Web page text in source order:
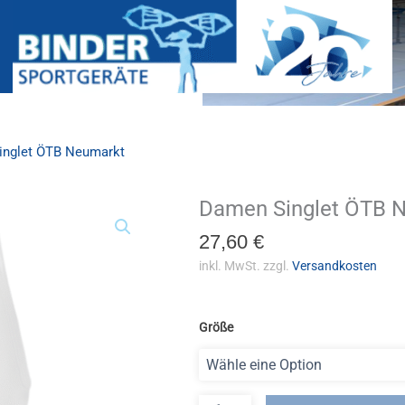
ÖTB Neumarkt
Damen Singlet ÖTB
27,60 €
inkl. MwSt. zzgl. Versandkosten
Größe
Damen
ÖTB
Neumarkt